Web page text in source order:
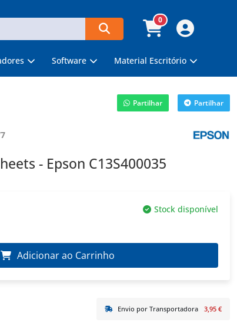
0
Software Material Escritório
Partilhar Partilhar
- Epson C13S400035
Stock disponível
Adicionar ao Carrinho
Envio por Transportadora 3,95 €